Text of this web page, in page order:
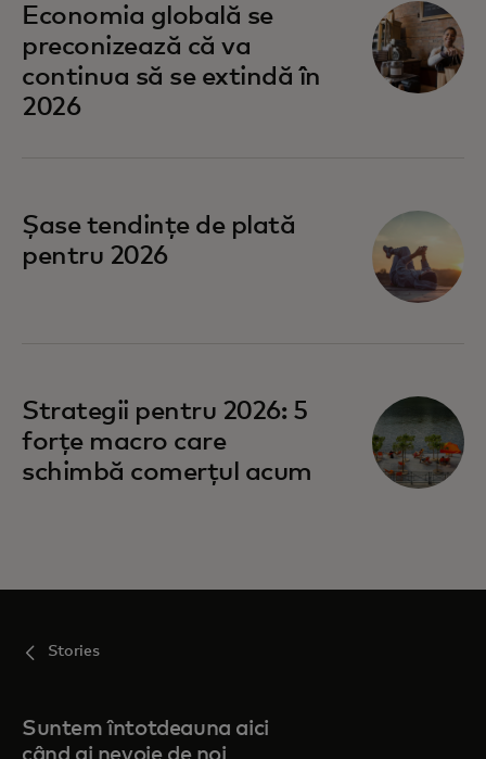
Economia globală se
preconizează că va
continua să se extindă în
2026
Șase tendințe de plată
pentru 2026
Strategii pentru 2026: 5
forțe macro care
schimbă comerțul acum
opens in a new tab
Stories
Suntem întotdeauna aici